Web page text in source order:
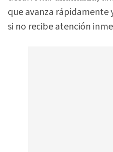
que avanza
si no recibe atención